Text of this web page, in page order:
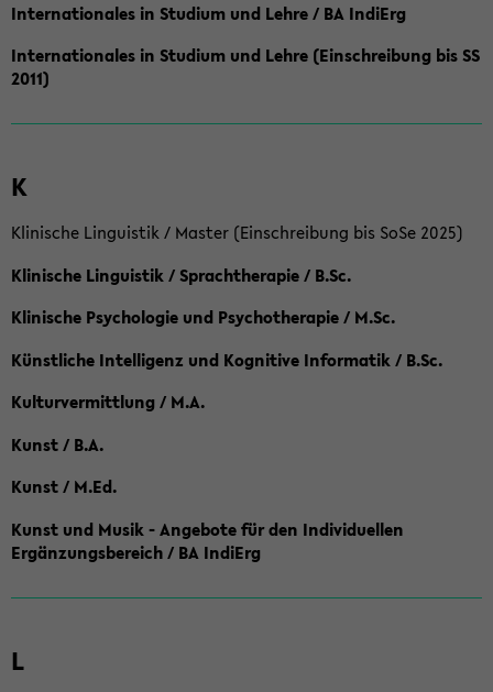
Internationales in Studium und Lehre / BA IndiErg
Internationales in Studium und Lehre (Einschreibung bis SS
2011)
K
Klinische Linguistik / Master (Einschreibung bis SoSe 2025)
Klinische Linguistik / Sprachtherapie / B.Sc.
Klinische Psychologie und Psychotherapie / M.Sc.
Künstliche Intelligenz und Kognitive Informatik / B.Sc.
Kulturvermittlung / M.A.
Kunst / B.A.
Kunst / M.Ed.
Kunst und Musik - Angebote für den Individuellen
Ergänzungsbereich / BA IndiErg
L